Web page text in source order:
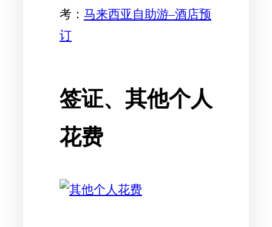
考： 马来西亚自助游–酒店预
订
签证、其他个人
花费